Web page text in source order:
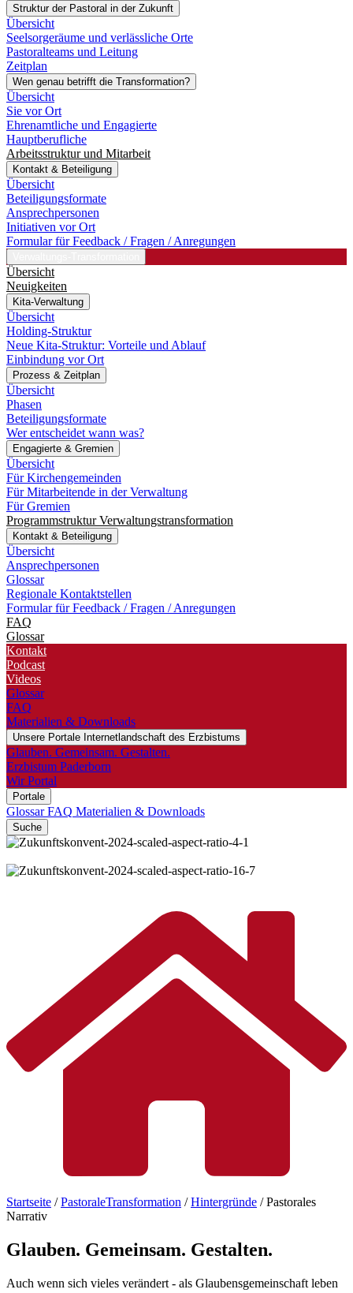
Struktur der Pastoral in der Zukunft
Übersicht
Seelsorgeräume und verlässliche Orte
Pastoralteams und Leitung
Zeitplan
Wen genau betrifft die Transformation?
Übersicht
Sie vor Ort
Ehrenamtliche und Engagierte
Hauptberufliche
Arbeitsstruktur und Mitarbeit
Kontakt & Beteiligung
Übersicht
Beteiligungsformate
Ansprechpersonen
Initiativen vor Ort
Formular für Feedback / Fragen / Anregungen
Übersicht
Neuigkeiten
Kita-Verwaltung
Übersicht
Holding-Struktur
Neue Kita-Struktur: Vorteile und Ablauf
Einbindung vor Ort
Prozess & Zeitplan
Übersicht
Phasen
Beteiligungsformate
Wer entscheidet wann was?
Engagierte & Gremien
Übersicht
Für Kirchengemeinden
Für Mitarbeitende in der Verwaltung
Für Gremien
Programmstruktur Verwaltungstransformation
Kontakt & Beteiligung
Übersicht
Ansprechpersonen
Glossar
Regionale Kontaktstellen
Formular für Feedback / Fragen / Anregungen
FAQ
Glossar
Kontakt
Podcast
Videos
Glossar
FAQ
Materialien & Downloads
Unsere Portale Internetlandschaft des Erzbistums
Glauben. Gemeinsam. Gestalten.
Erzbistum Paderborn
Wir Portal
Portale
Glossar FAQ Materialien & Downloads
Suche
Startseite /PastoraleTransformation /Hintergründe /Pastorales
Narrativ
Glauben. Gemeinsam. Gestalten.
Auch wenn sich vieles verändert - als Glaubensgemeinschaft leben